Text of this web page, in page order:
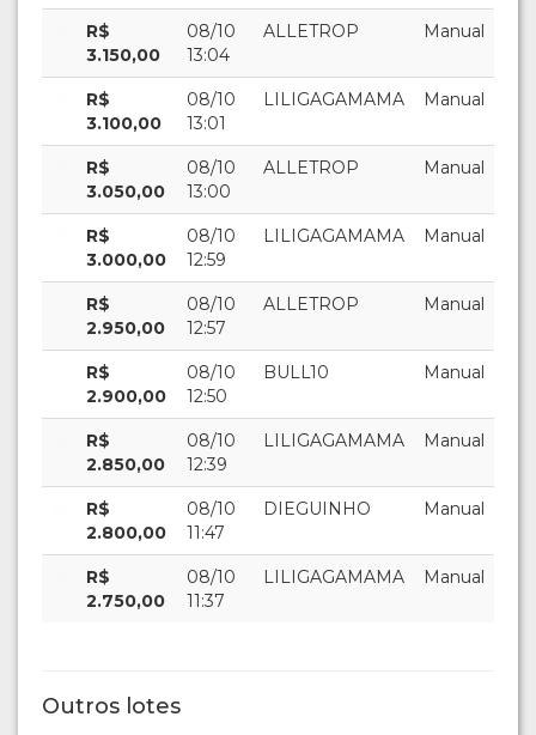
R$
3.150,00
08/10
13:04
ALLETROP Manual
R$
3.100,00
08/10
13:01
LILIGAGAMAMA Manual
R$
3.050,00
08/10
13:00
ALLETROP Manual
R$
3.000,00
08/10
12:59
LILIGAGAMAMA Manual
R$
2.950,00
08/10
12:57
ALLETROP Manual
R$
2.900,00
08/10
12:50
BULL10 Manual
R$
2.850,00
08/10
12:39
LILIGAGAMAMA Manual
R$
2.800,00
08/10
11:47
DIEGUINHO Manual
R$
2.750,00
08/10
11:37
LILIGAGAMAMA Manual
Outros lotes